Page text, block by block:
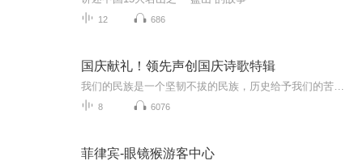
12 686
国庆献礼！领先声创国庆诗歌特辑
8 6076
菲律宾-眼镜猴游客中心